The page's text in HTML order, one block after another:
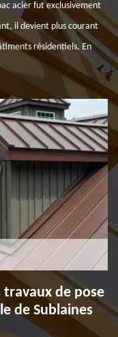
acier fut exclusivement
il devient plus courant
résidentiels. En
de pose
de Sublaines